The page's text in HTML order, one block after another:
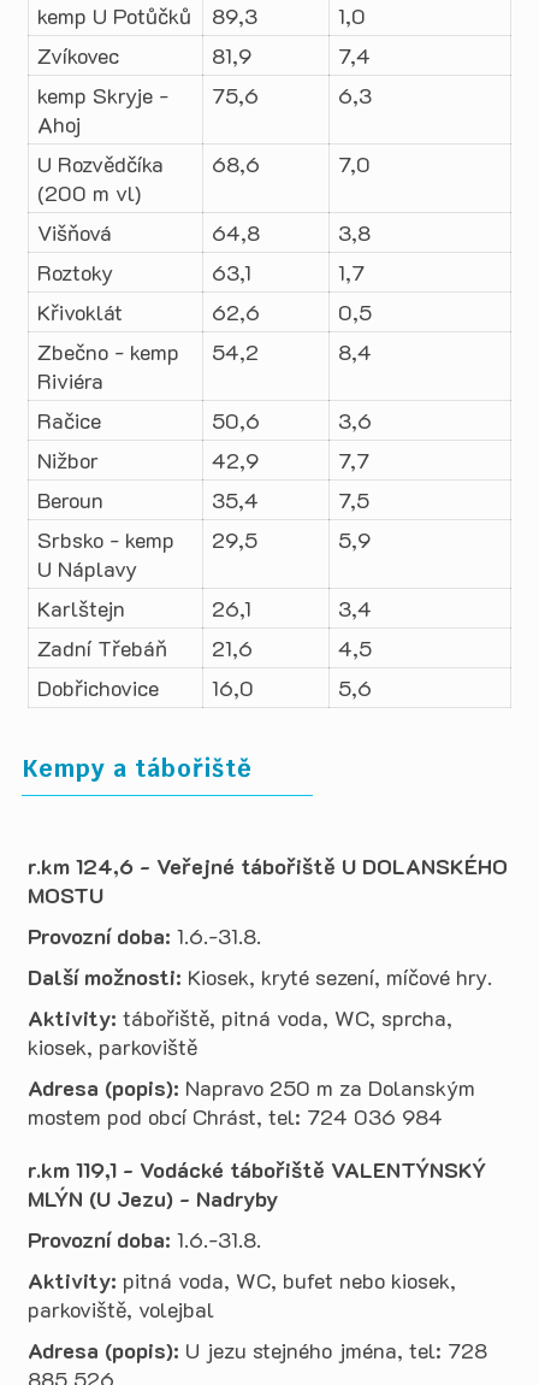
kemp U Potůčků
89,3
1,0
Zvíkovec
81,9
7,4
kemp Skryje -
Ahoj
75,6 6,3
U Rozvědčíka
(200 m vl)
68,6 7,0
Višňová 64,8
3,8
Roztoky
63,1
1,7
Křivoklát
62,6
0,5
Zbečno - kemp
Riviéra
54,2 8,4
Račice 50,6
3,6
Nižbor
42,9
7,7
Beroun
35,4
7,5
Srbsko - kemp
U Náplavy
29,5 5,9
Karlštejn 26,1
3,4
Zadní Třebáň
21,6
4,5
Dobřichovice
16,0 5,6
Kempy a tábořiště
r.km 124,6 - Veřejné tábořiště U DOLANSKÉHO
MOSTU
Provozní doba: 1.6.-31.8.
Další možnosti: Kiosek, kryté sezení, míčové hry.
Aktivity: tábořiště, pitná voda, WC, sprcha,
kiosek, parkoviště
Adresa (popis): Napravo 250 m za Dolanským
mostem pod obcí Chrást, tel: 724 036 984
r.km 119,1 - Vodácké tábořiště VALENTÝNSKÝ
MLÝN (U Jezu) - Nadryby
Provozní doba: 1.6.-31.8.
Aktivity: pitná voda, WC, bufet nebo kiosek,
parkoviště, volejbal
Adresa (popis): U jezu stejného jména, tel: 728
885 526